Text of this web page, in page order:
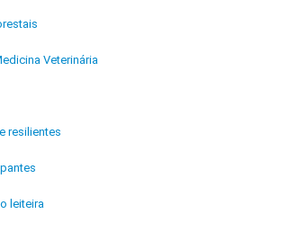
Veterinária
resilientes
leiteira